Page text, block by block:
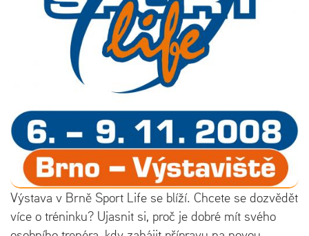
Výstava v Brně Sport Life se blíží. Chcete se dozvědět
více o tréninku? Ujasnit si, proč je dobré mít svého